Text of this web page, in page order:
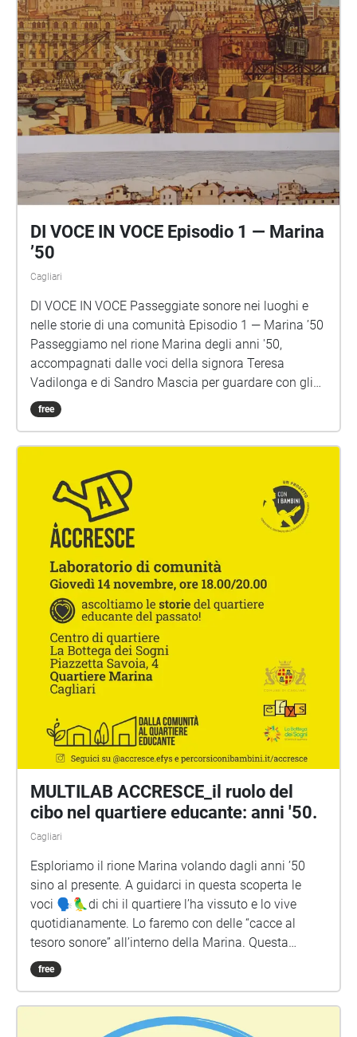
DI VOCE IN VOCE Episodio 1 — Marina
’50
Cagliari
DI VOCE IN VOCE Passeggiate sonore nei luoghi e
nelle storie di una comunità Episodio 1 — Marina ’50
Passeggiamo nel rione Marina degli anni '50,
accompagnati dalle voci della signora Teresa
Vadilonga e di Sandro Mascia per guardare con gli
occhi di una bambina, un quartiere che non esiste
più. Realizzata da Marco Spanu (Inmediazione) con
"Accresce: dalla comunità al quartiere educante",
finanziato dalla Fondazione Con i Bambini e
realizzato in partenariato dall'associazione Efys,
Inmediazione, F4CR, Unica Radio, Istituto
Cagliari e Università degli Studi di Cagliari. Questa
passeggiata è stata cofinanziata col contributo del
Comune di Cagliari - Assessorato Cultura e
Spettacolo - determinazione dirigenziale n. n.5315
del 06/08/2025.
free
MULTILAB ACCRESCE_il ruolo del
cibo nel quartiere educante: anni '50.
Cagliari
Esploriamo il rione Marina volando dagli anni ’50
sino al presente. A guidarci in questa scoperta le
voci 🗣️🦜di chi il quartiere l’ha vissuto e lo vive
quotidianamente. Lo faremo con delle “cacce al
tesoro sonore” all’interno della Marina. Questa
settimana andremo alla ricerca del cibo del
“quartiere educante”.🥙🍕🥘🥩🍅😋 Seguiamo il
andando alla caccia di 6 frasi legate al cibo alla
free